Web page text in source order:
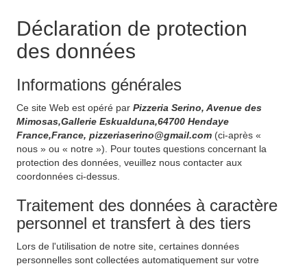
Déclaration de protection
des données
Informations générales
Ce site Web est opéré par Pizzeria Serino, Avenue des
Mimosas,Gallerie Eskualduna,64700 Hendaye
France,France, pizzeriaserino@gmail.com (ci-après «
nous » ou « notre »). Pour toutes questions concernant la
protection des données, veuillez nous contacter aux
coordonnées ci-dessus.
Traitement des données à caractère
personnel et transfert à des tiers
Lors de l'utilisation de notre site, certaines données
personnelles sont collectées automatiquement sur votre